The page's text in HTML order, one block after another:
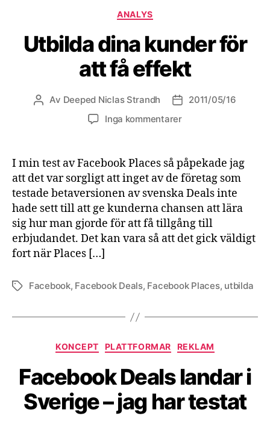
Kategorier
ANALYS
Utbilda dina kunder för
att få effekt
Inläggsförfattare
Av Deeped Niclas Strandh Inläggsdatum
2011/05/16
Inga kommentarer
I min test av Facebook Places så påpekade jag
att det var sorgligt att inget av de företag som
testade betaversionen av svenska Deals inte
hade sett till att ge kunderna chansen att lära
sig hur man gjorde för att få tillgång till
erbjudandet. Det kan vara så att det gick väldigt
fort när Places […]
EtiketterFacebook, Facebook Deals, Facebook Places, utbilda
Kategorier
KONCEPT PLATTFORMAR REKLAM
Facebook Deals landar i
Sverige – jag har testat